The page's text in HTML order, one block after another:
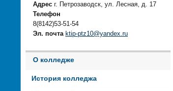
Адрес г. Петрозаводск, ул. Лесная, д. 17
Телефон
8(8142)53-51-54
Эл. почта ktip-ptz10@yandex.ru
О колледже
История колледжа